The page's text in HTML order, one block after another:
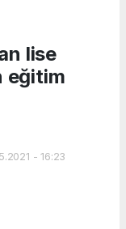
lise
eğitim
- 16:23